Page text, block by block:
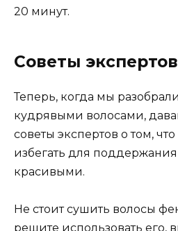
20 минут.
Советы экспертов
Теперь, когда мы
кудрявыми волосами,
советы экспертов о том,
избегать для
красивыми.
Не стоит сушить волосы
решите использовать его,